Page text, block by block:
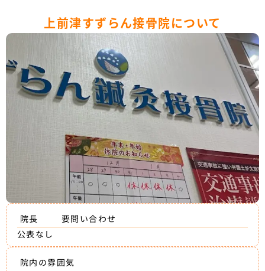
上前津すずらん接骨院について
院長
要問い合わせ
公表なし
院内の雰囲気